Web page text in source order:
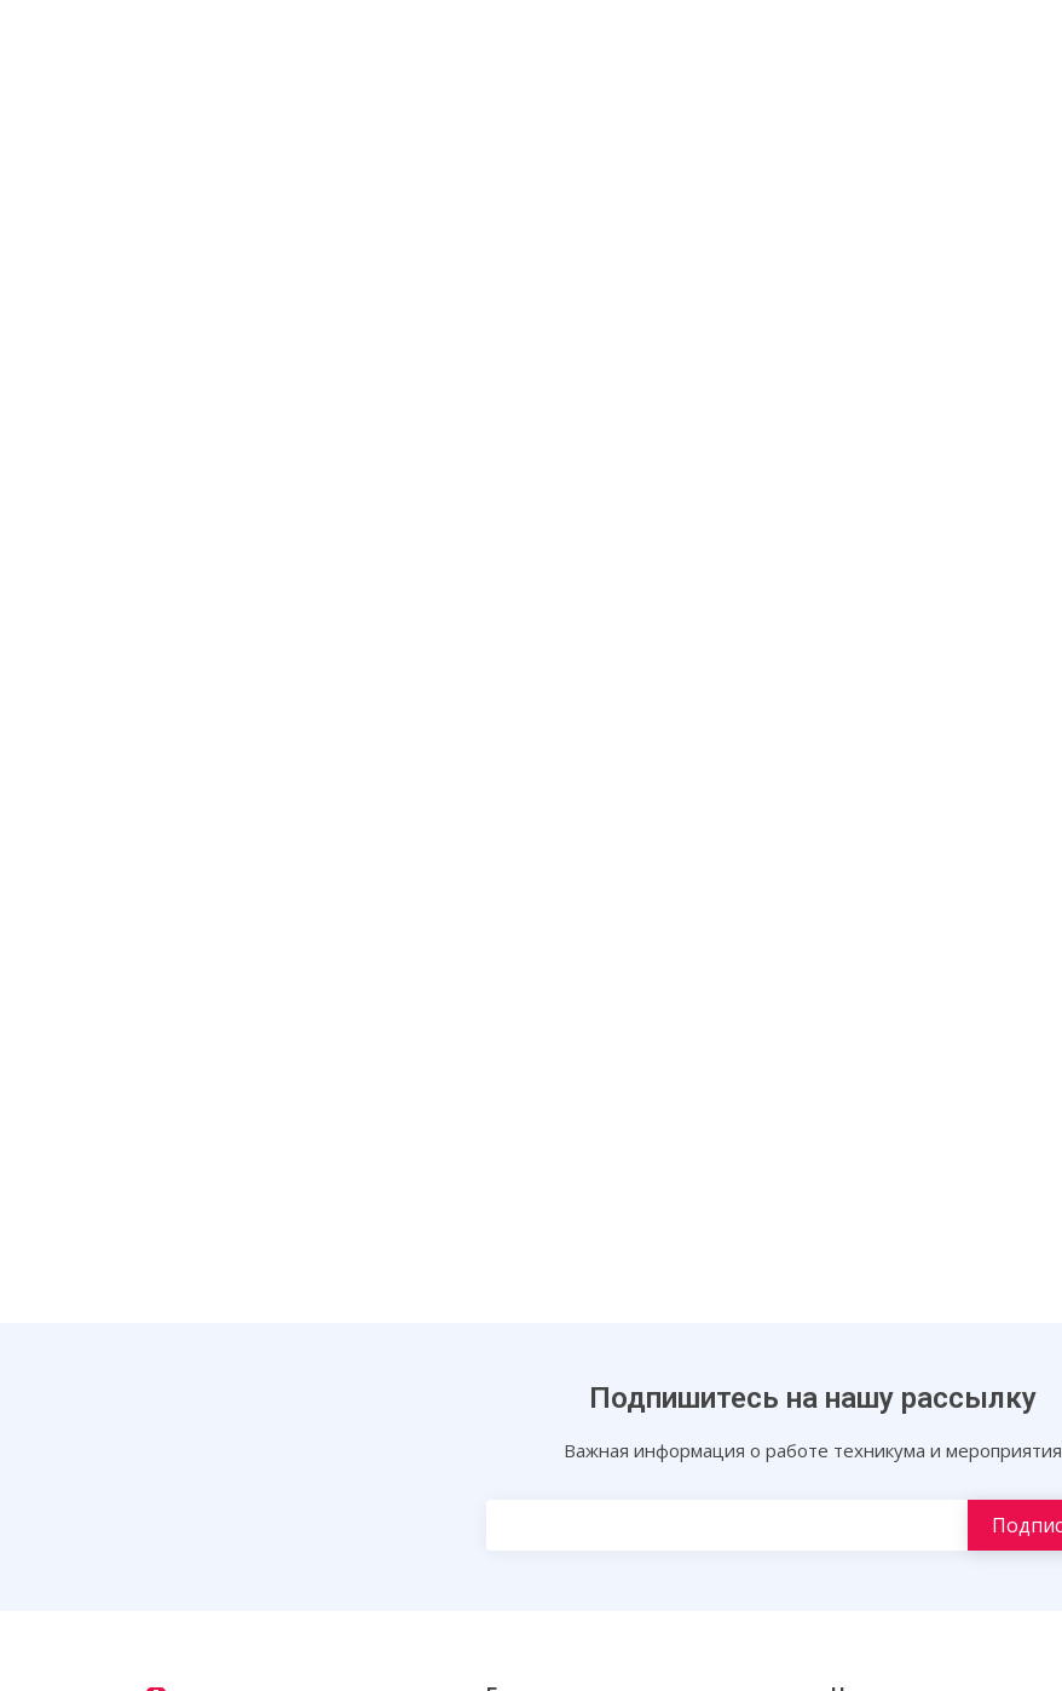
Подпишитесь на нашу рассылку
Важная информация о работе техникума и мероприятия